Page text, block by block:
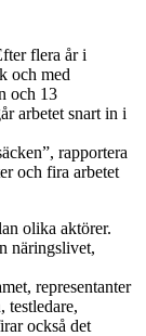
flera år i
och med
och 13
arbetet snart in i
rapportera
och fira arbetet
olika aktörer.
näringslivet,
representanter
testledare,
också det